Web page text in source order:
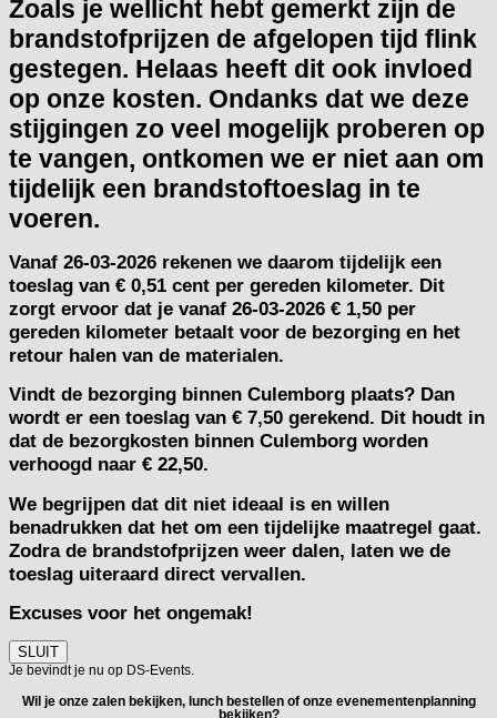
Zoals je wellicht hebt gemerkt zijn de
brandstofprijzen de afgelopen tijd flink
gestegen. Helaas heeft dit ook invloed
op onze kosten. Ondanks dat we deze
stijgingen zo veel mogelijk proberen op
te vangen, ontkomen we er niet aan om
tijdelijk een brandstoftoeslag in te
voeren.
Vanaf 26-03-2026 rekenen we daarom tijdelijk een
toeslag van € 0,51 cent per gereden kilometer. Dit
zorgt ervoor dat je vanaf 26-03-2026 € 1,50 per
gereden kilometer betaalt voor de bezorging en het
retour halen van de materialen.
Vindt de bezorging binnen Culemborg plaats? Dan
wordt er een toeslag van € 7,50 gerekend. Dit houdt in
dat de bezorgkosten binnen Culemborg worden
verhoogd naar € 22,50.
We begrijpen dat dit niet ideaal is en willen
benadrukken dat het om een tijdelijke maatregel gaat.
Zodra de brandstofprijzen weer dalen, laten we de
toeslag uiteraard direct vervallen.
Excuses voor het ongemak!
SLUIT
Je bevindt je nu op DS-Events.
Wil je onze zalen bekijken, lunch bestellen of onze evenementenplanning
bekijken?